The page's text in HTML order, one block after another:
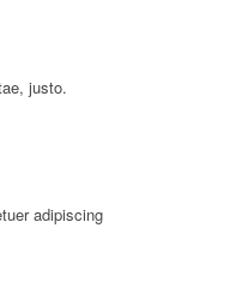
justo.
adipiscing